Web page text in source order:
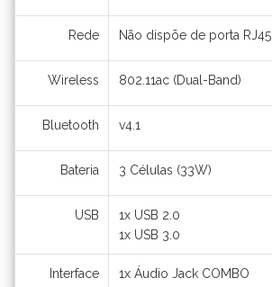
Rede Não dispõe de porta RJ45
Wireless 802.11ac (Dual-Band)
Bluetooth v4.1
Bateria 3 Células (33W)
USB
1x USB 2.0
1x USB 3.0
Interface
1x Áudio Jack COMBO